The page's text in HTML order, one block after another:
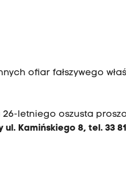
ofiar fałszywego
letniego oszusta
Kamińskiego 8, tel. 33